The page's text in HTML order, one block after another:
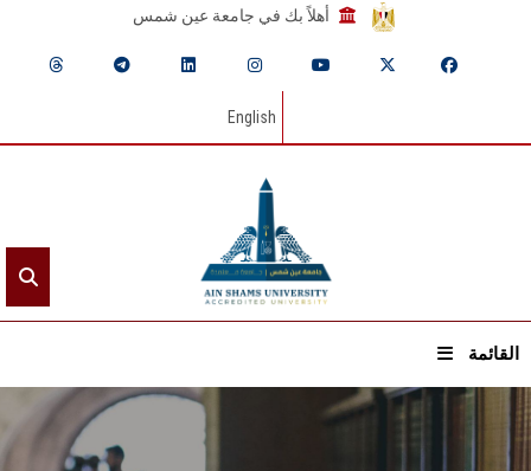
أهلاً بك في جامعة عين شمس
English
القائمة
الرئيسيـة